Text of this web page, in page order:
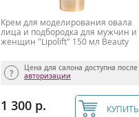
Крем для моделирования овала
лица и подбородка для мужчин и
женщин "Lipolift" 150 мл Beauty
Цена для салона доступна после
авторизации
1 300 р. КУПИТЬ